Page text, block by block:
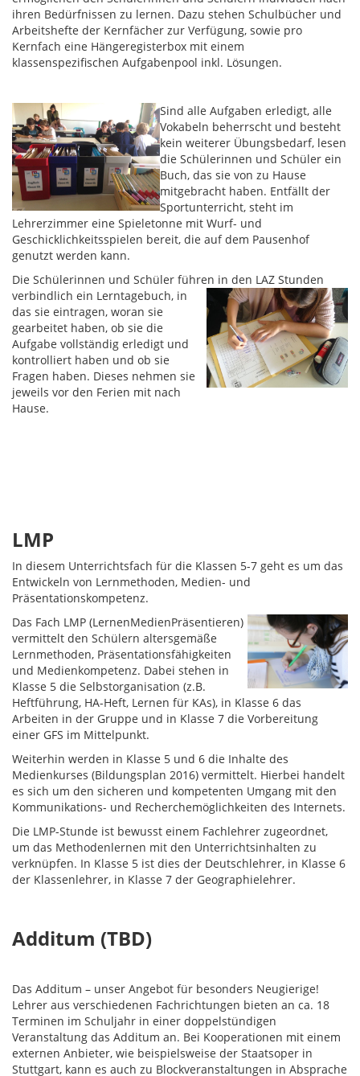
ihren Bedürfnissen zu lernen. Dazu stehen Schulbücher und
Arbeitshefte der Kernfächer zur Verfügung, sowie pro
Kernfach eine Hängeregisterbox mit einem
klassenspezifischen Aufgabenpool inkl. Lösungen.
Sind alle Aufgaben erledigt, alle
Vokabeln beherrscht und besteht
kein weiterer Übungsbedarf, lesen
die Schülerinnen und Schüler ein
Buch, das sie von zu Hause
mitgebracht haben. Entfällt der
Sportunterricht, steht im
Lehrerzimmer eine Spieletonne mit Wurf- und
Geschicklichkeitsspielen bereit, die auf dem Pausenhof
genutzt werden kann.
Die Schülerinnen und Schüler führen in den LAZ Stunden
verbindlich ein Lerntagebuch, in
das sie eintragen, woran sie
gearbeitet haben, ob sie die
Aufgabe vollständig erledigt und
kontrolliert haben und ob sie
Fragen haben. Dieses nehmen sie
jeweils vor den Ferien mit nach
Hause.
LMP
In diesem Unterrichtsfach für die Klassen 5-7 geht es um das
Entwickeln von Lernmethoden, Medien- und
Präsentationskompetenz.
Das Fach LMP (LernenMedienPräsentieren)
vermittelt den Schülern altersgemäße
Lernmethoden, Präsentationsfähigkeiten
und Medienkompetenz. Dabei stehen in
Klasse 5 die Selbstorganisation (z.B.
Heftführung, HA-Heft, Lernen für KAs), in Klasse 6 das
Arbeiten in der Gruppe und in Klasse 7 die Vorbereitung
einer GFS im Mittelpunkt.
Weiterhin werden in Klasse 5 und 6 die Inhalte des
Medienkurses (Bildungsplan 2016) vermittelt. Hierbei handelt
es sich um den sicheren und kompetenten Umgang mit den
Kommunikations- und Recherchemöglichkeiten des Internets.
Die LMP-Stunde ist bewusst einem Fachlehrer zugeordnet,
um das Methodenlernen mit den Unterrichtsinhalten zu
verknüpfen. In Klasse 5 ist dies der Deutschlehrer, in Klasse 6
der Klassenlehrer, in Klasse 7 der Geographielehrer.
Additum (TBD)
Das Additum – unser Angebot für besonders Neugierige!
Lehrer aus verschiedenen Fachrichtungen bieten an ca. 18
Terminen im Schuljahr in einer doppelstündigen
Veranstaltung das Additum an. Bei Kooperationen mit einem
externen Anbieter, wie beispielsweise der Staatsoper in
Stuttgart, kann es auch zu Blockveranstaltungen in Absprache